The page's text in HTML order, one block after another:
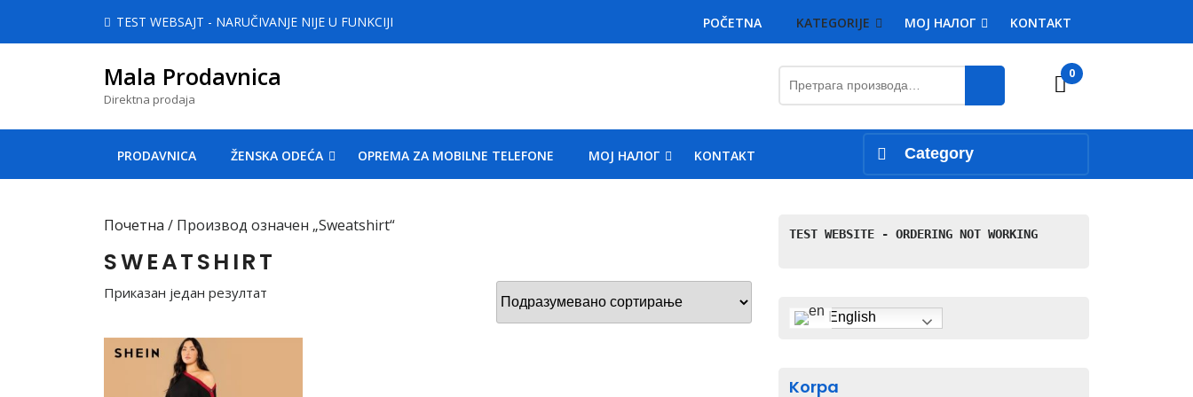
TEST WEBSAJT - NARUČIVANJE NIJE U FUNKCIJI POČETNA KATEGORIJE MOJ НАЛОГ KONTAKT
Mala Prodavnica
Direktna prodaja
Cart
0
PRODAVNICA ŽENSKA ODEĆA OPREMA ZA MOBILNE TELEFONE MOJ НАЛОГ KONTAKT Category
Почетна / Производ oзначен „Sweatshirt“
SWEATSHIRT
Приказан један резултат
TEST WEBSITE - ORDERING NOT WORKING
English
Korpa